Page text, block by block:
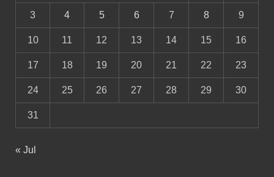
3 4 5 6 7 8 9
10 11 12 13 14 15 16
17 18 19 20 21 22 23
24 25 26 27 28 29 30
31
« Jul